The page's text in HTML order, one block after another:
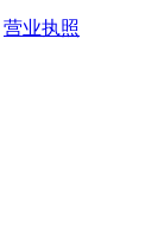
营业执照